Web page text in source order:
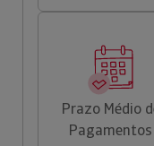
Prazo Médio
Pagamentos